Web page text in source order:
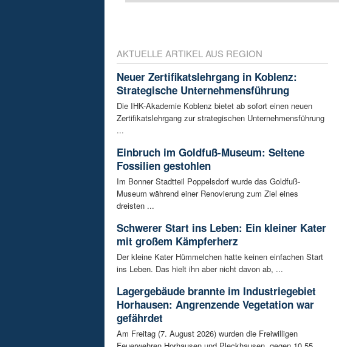
AKTUELLE ARTIKEL AUS REGION
Neuer Zertifikatslehrgang in Koblenz:
Strategische Unternehmensführung
Die IHK-Akademie Koblenz bietet ab sofort einen neuen
Zertifikatslehrgang zur strategischen Unternehmensführung
...
Einbruch im Goldfuß-Museum: Seltene
Fossilien gestohlen
Im Bonner Stadtteil Poppelsdorf wurde das Goldfuß-
Museum während einer Renovierung zum Ziel eines
dreisten ...
Schwerer Start ins Leben: Ein kleiner Kater
mit großem Kämpferherz
Der kleine Kater Hümmelchen hatte keinen einfachen Start
ins Leben. Das hielt ihn aber nicht davon ab, ...
Lagergebäude brannte im Industriegebiet
Horhausen: Angrenzende Vegetation war
gefährdet
Am Freitag (7. August 2026) wurden die Freiwilligen